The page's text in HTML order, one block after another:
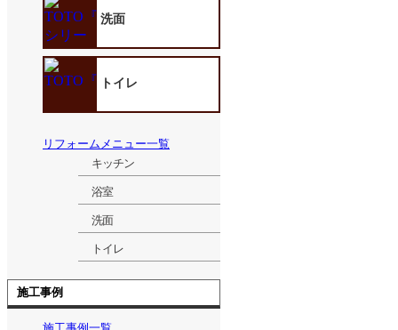
洗面
トイレ
リフォームメニュー一覧
キッチン
浴室
洗面
トイレ
施工事例